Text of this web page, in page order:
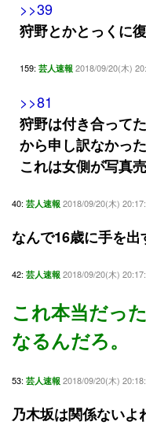
>>39
狩野とかとっくに
159: 芸人速報 2018/09/20(木)
>>81
狩野は付き合って
から申し訳なかっ
これは女側が写真
40: 芸人速報 2018/09/20(木)
なんで16歳に手を出
42: 芸人速報 2018/09/20(木)
これ本当だっ
なるんだろ。
53: 芸人速報 2018/09/20(木)
乃木坂は関係ないよ